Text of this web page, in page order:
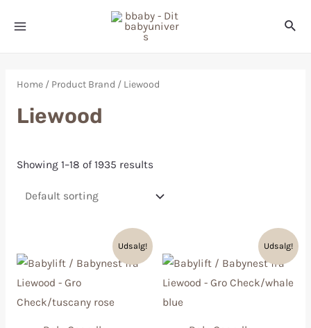
Home/ Product Brand / Liewood
Liewood
Showing 1–18 of 1935 results
Udsalg! Udsalg!